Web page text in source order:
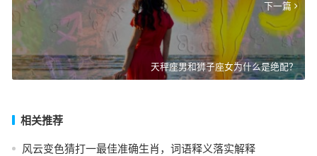
下一篇
天秤座男和狮子座女为什么是绝配？
相关推荐
风云变色猜打一最佳准确生肖，词语释义落实解释